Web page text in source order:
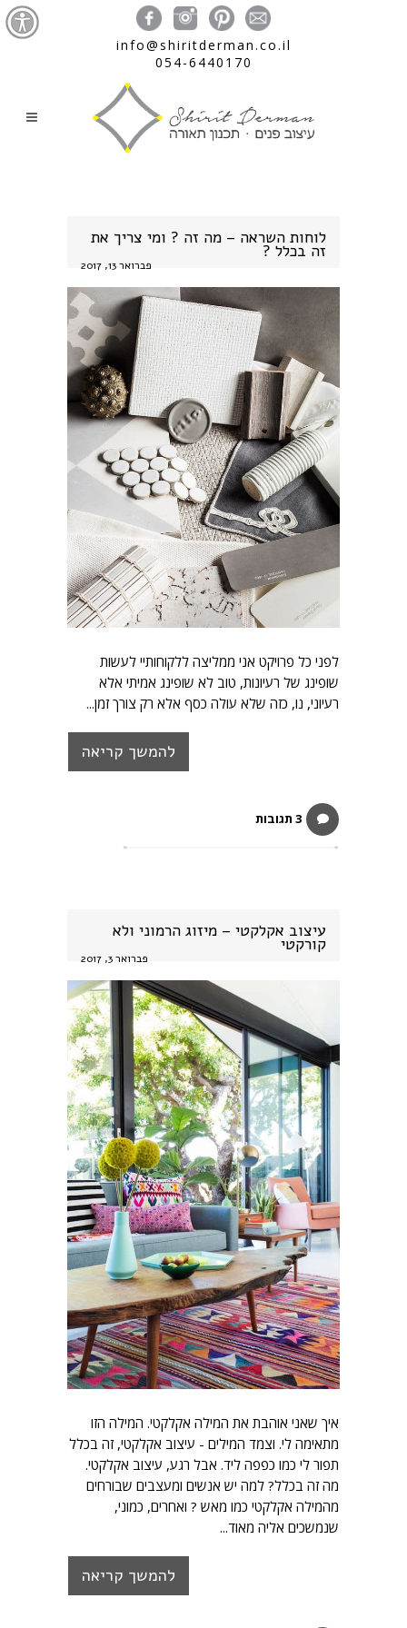
info@shiritderman.co.il
054-6440170
לוחות השראה – מה זה ? ומי צריך את
זה בכלל ?
פברואר 13, 2017
לפני כל פרויקט אני ממליצה ללקוחותיי לעשות
שופינג של רעיונות, טוב לא שופינג אמיתי אלא
רעיוני, נו, כזה שלא עולה כסף אלא רק צורך זמן...
להמשך קריאה
3 תגובות
עיצוב אקלקטי – מיזוג הרמוני ולא
קורקטי
פברואר 3, 2017
איך שאני אוהבת את המילה אקלקטי. המילה הזו
מתאימה לי. וצמד המילים - עיצוב אקלקטי, זה בכלל
תפור לי כמו כפפה ליד. אבל רגע, עיצוב אקלקטי.
מה זה בכלל? למה יש אנשים ומעצבים שבורחים
מהמילה אקלקטי כמו מאש ? ואחרים, כמוני,
שנמשכים אליה מאוד...
להמשך קריאה